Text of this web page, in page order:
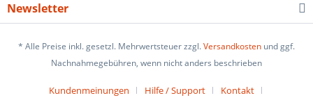
Newsletter
* Alle Preise inkl. gesetzl. Mehrwertsteuer zzgl.Versandkosten und ggf.
Nachnahmegebühren, wenn nicht anders beschrieben
Kundenmeinungen Hilfe / Support Kontakt